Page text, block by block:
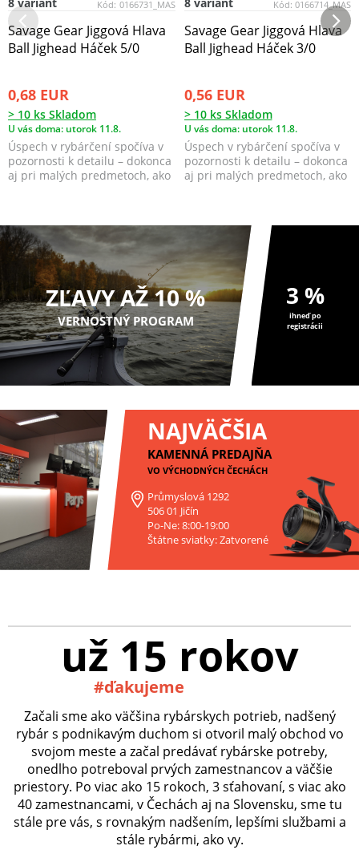
Kód: 0166731_MAS
Savage Gear Jiggová Hlava
Ball Jighead Háček 5/0
0,68 EUR
> 10 ks Skladom
U vás doma: utorok 11.8.
Úspech v rybárčení spočíva v
pozornosti k detailu – dokonca
aj pri malých predmetoch, ako
Kód: 0166714_MAS
Savage Gear Jiggová Hlava
Ball Jighead Háček 3/0
0,56 EUR
> 10 ks Skladom
U vás doma: utorok 11.8.
Úspech v rybárčení spočíva v
pozornosti k detailu – dokonca
aj pri malých predmetoch, ako
ZĽAVY AŽ 10 %
VERNOSTNÝ PROGRAM
3 %
ihneď po
registrácii
NAJVÄČŠIA
KAMENNÁ PREDAJŇA
VO VÝCHODNÝCH ČECHÁCH
Průmyslová 1292
506 01 Jičín
Po-Ne: 8:00-19:00
Štátne sviatky: Zatvorené
už 15 rokov
#ďakujeme
Začali sme ako väčšina rybárskych potrieb, nadšený
rybár s podnikavým duchom si otvoril malý obchod vo
svojom meste a začal predávať rybárske potreby,
onedlho potreboval prvých zamestnancov a väčšie
priestory. Po viac ako 15 rokoch, 3 sťahovaní, s viac ako
40 zamestnancami, v Čechách aj na Slovensku, sme tu
stále pre vás, s rovnakým nadšením, lepšími službami a
stále rybármi, ako vy.